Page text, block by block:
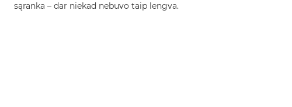
sąranka – dar niekad nebuvo taip lengva.